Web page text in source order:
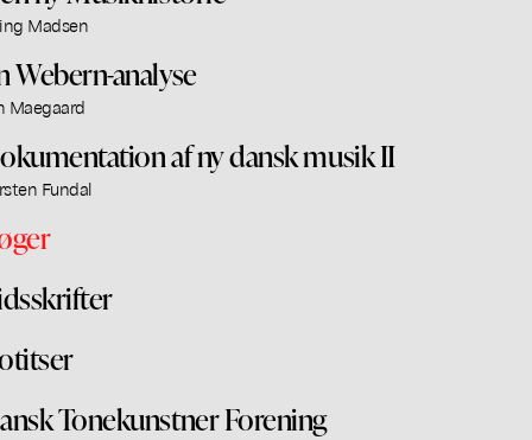
Madsen
Webern-analyse
Maegaard
af ny dansk musik II
Fundal
Tonekunstner Forening